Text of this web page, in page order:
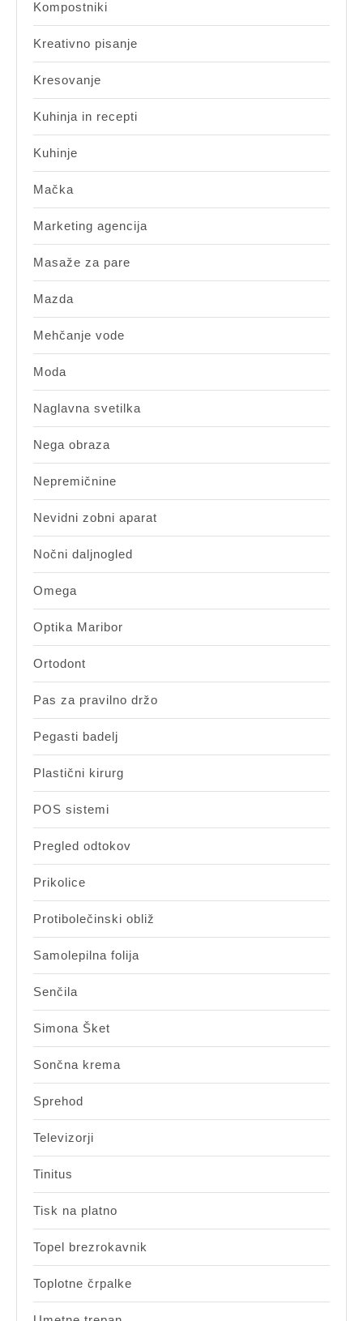
Kompostniki
Kreativno pisanje
Kresovanje
Kuhinja in recepti
Kuhinje
Mačka
Marketing agencija
Masaže za pare
Mazda
Mehčanje vode
Moda
Naglavna svetilka
Nega obraza
Nepremičnine
Nevidni zobni aparat
Nočni daljnogled
Omega
Optika Maribor
Ortodont
Pas za pravilno držo
Pegasti badelj
Plastični kirurg
POS sistemi
Pregled odtokov
Prikolice
Protibolečinski obliž
Samolepilna folija
Senčila
Simona Šket
Sončna krema
Sprehod
Televizorji
Tinitus
Tisk na platno
Topel brezrokavnik
Toplotne črpalke